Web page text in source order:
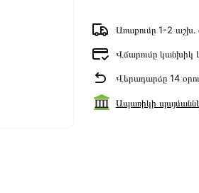
Առաքումը 1-2 աշխ․
Վճարումը կանխիկ
Վերադարձը 14
Ապառիկի